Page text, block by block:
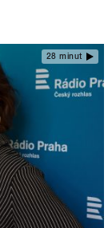
28 minut